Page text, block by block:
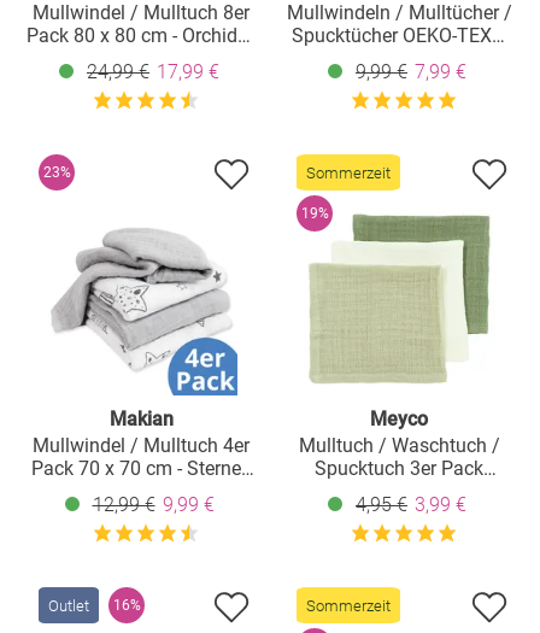
Mullwindel / Mulltuch 8er
Pack 80 x 80 cm - Orchidee
/ Puder
24,99 € 17,99 €
Mullwindeln / Mulltücher /
Spucktücher OEKO-TEX®
3er Pack 70 x 70 cm - Gelb
9,99 € 7,99 €
23%
Makian
Mullwindel / Mulltuch 4er
Pack 70 x 70 cm - Sterne -
Weiß Grau
12,99 € 9,99 €
Sommerzeit
19%
Meyco
Mulltuch / Waschtuch /
Spucktuch 3er Pack
Musselin 30 x 30 cm -
Naturel / Soft Olive
4,95 € 3,99 €
Outlet 16% Sommerzeit